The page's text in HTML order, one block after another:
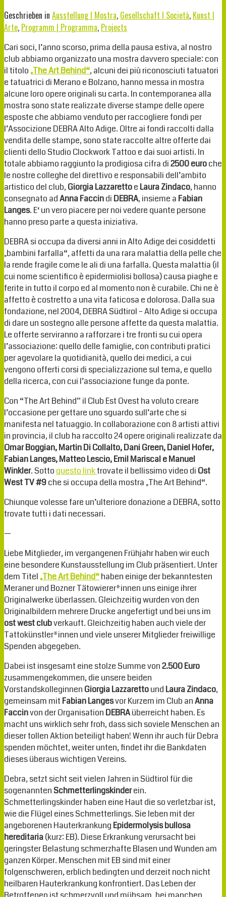
Geschrieben in Ausstellung | Mostra, Gesellschaft I Società, Kunst |
Arte, Programm | Programma, Projects
Cari soci, l’anno scorso, prima della pausa estiva, al nostro
club abbiamo organizzato una mostra davvero speciale: con
il titolo „The Art Behind“, alcuni dei più riconosciuti tatuatori
e tatuatrici di Merano e Bolzano, hanno messa in mostra
alcune loro opere originali su carta. In contemporanea alla
mostra sono state realizzate diverse stampe delle opere
esposte che abbiamo venduto per raccogliere fondi per
l’Associzione DEBRA Alto Adige. Oltre ai fondi raccolti dalla
vendita delle stampe, sono state raccolte altre offerte dai
clienti dello Studio Clockwork Tattoo e dai suoi artisti. In
totale abbiamo raggiunto la prodigiosa cifra di2500 euroche
le nostre colleghe del direttivo e responsabili dell’ambito
artistico del club,Giorgia Lazzarettoe Laura Zindaco, hanno
consegnato adAnna Faccindi DEBRA, insieme a Fabian
Langes. E‘ un vero piacere per noi vedere quante persone
hanno preso parte a questa iniziativa.
DEBRA si occupa da diversi anni in Alto Adige dei cosiddetti
„bambini farfalla“, affetti da una rara malattia della pelle che
la rende fragile come le ali di una farfalla. Questa malattia (il
cui nome scientifico è epidermiolisi bollosa) causa piaghe e
ferite in tutto il corpo ed al momento non è curabile. Chi ne è
affetto è costretto a una vita faticosa e dolorosa. Dalla sua
fondazione, nel 2004, DEBRA Südtirol – Alto Adige si occupa
di dare un sostegno alle persone affette da questa malattia.
Le offerte serviranno a rafforzare i tre fronti su cui opera
l’associazione: quello delle famiglie, con contributi pratici
per agevolare la quotidianità, quello dei medici, a cui
vengono offerti corsi di specializzazione sul tema, e quello
della ricerca, con cui l’associazione funge da ponte.
Con “The Art Behind” il Club Est Ovest ha voluto creare
l’occasione per gettare uno sguardo sull’arte che si
manifesta nel tatuaggio. In collaborazione con 8 artisti attivi
in provincia, il club ha raccolto 24 opere originali realizzate da
Omar Boggian, Martin Di Collalto, Dani Green, Daniel Hofer,
Fabian Langes, Matteo Lescio, Emil Mariscal e Manuel
Winkler. Sotto questo linktrovate il bellissimo video di Ost
West TV #9che si occupa della mostra „The Art Behind“.
Chiunque volesse fare un’ulteriore donazione a DEBRA, sotto
trovate tutti i dati necessari.
—
Liebe Mitglieder, im vergangenen Frühjahr haben wir euch
eine besondere Kunstausstellung im Club präsentiert. Unter
dem Titel „The Art Behind“haben einige der bekanntesten
Meraner und Bozner Tätowierer*innen uns einige ihrer
Originalwerke überlassen. Gleichzeitig wurden von den
Originalbildern mehrere Drucke angefertigt und bei uns im
ost west clubverkauft. Gleichzeitig haben auch viele der
Tattokünstler*innen und viele unserer Mitglieder freiwillige
Spenden abgegeben.
Dabei ist insgesamt eine stolze Summe von2.500 Euro
zusammengekommen, die unsere beiden
Vorstandskolleginnen Giorgia Lazzarettound Laura Zindaco,
gemeinsam mit Fabian Langesvor Kurzem im Club anAnna
Faccinvon der Organisation DEBRAüberreicht haben. Es
macht uns wirklich sehr froh, dass sich soviele Menschen an
dieser tollen Aktion beteiligt haben! Wenn ihr auch für Debra
spenden möchtet, weiter unten, findet ihr die Bankdaten
dieses überaus wichtigen Vereins.
Debra, setzt sicht seit vielen Jahren in Südtirol für die
sogenannten Schmetterlingskinderein.
Schmetterlingskinder haben eine Haut die so verletzbar ist,
wie die Flügel eines Schmetterlings. Sie leben mit der
angeborenen Hauterkrankung Epidermolysis bullosa
hereditaria(kurz: EB). Diese Erkrankung verursacht bei
geringster Belastung schmerzhafte Blasen und Wunden am
ganzen Körper. Menschen mit EB sind mit einer
folgenschweren, erblich bedingten und derzeit noch nicht
heilbaren Hauterkrankung konfrontiert. Das Leben der